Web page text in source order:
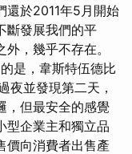
還於2011年5月開始
斷發展我們的平
，幾乎不存在。
是，韋斯特伍德比
夜並發現第二天，
，但最安全的感覺
型企業主和獨立品
價向消費者出售產